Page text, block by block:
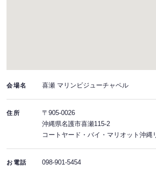
会場名 喜瀬 マリンビジューチャペル
住所
〒905-0026
沖縄県名護市喜瀬115-2
コートヤード・バイ・マリオット沖縄
お電話 098-901-5454